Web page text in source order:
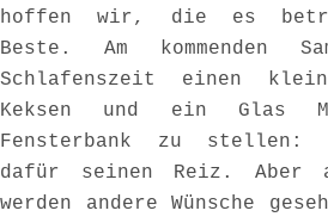
hoffen wir, die es
Beste. Am kommenden
Schlafenszeit einen
Keksen und ein Glas
Fensterbank zu stellen:
dafür seinen Reiz. Aber
werden andere Wünsche